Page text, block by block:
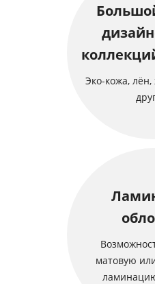
Эко-кожа,
матовую